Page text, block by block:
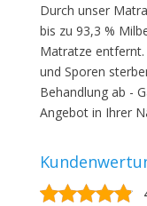
Durch unser
bis zu 93,3 %
Matratze entfernt.
und Sporen
Behandlung ab -
Angebot in Ihrer